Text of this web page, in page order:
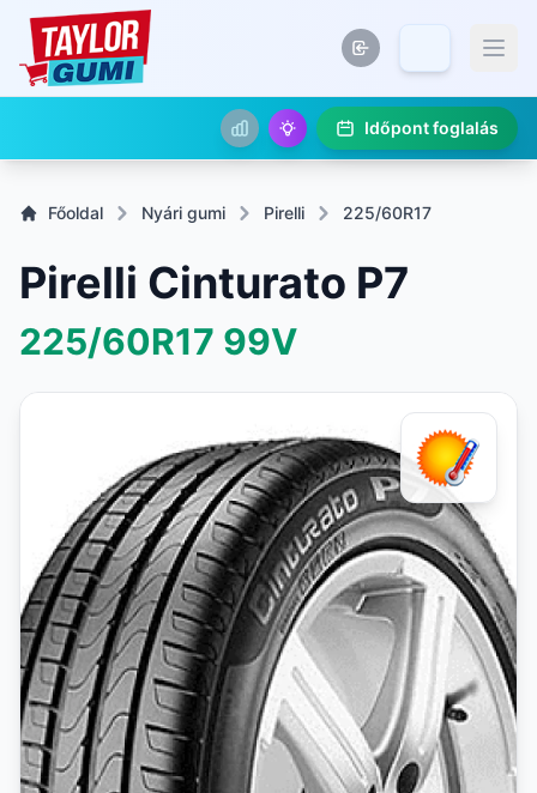
Időpont foglalás
Főoldal Nyári gumi Pirelli 225/60R17
Pirelli Cinturato P7
225/60R17 99V